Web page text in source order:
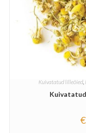
Kuivatatud lilleõied,
Kuivatatud
€